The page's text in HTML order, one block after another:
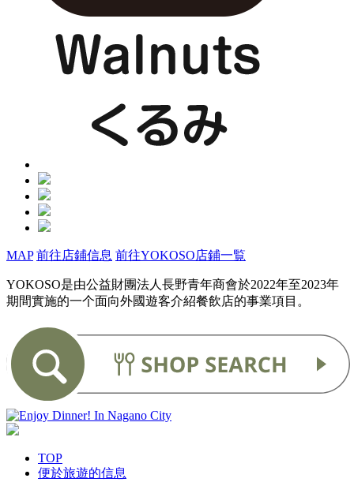
MAP 前往店鋪信息 前往YOKOSO店鋪一覧
YOKOSO是由公益財團法人長野青年商會於2022年至2023年
期間實施的一个面向外國遊客介紹餐飲店的事業項目。
TOP
便於旅遊的信息